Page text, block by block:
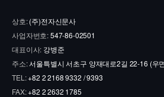
상호:(주)전자신문사
사업자번호:547-86-02501
대표이사: 강병준
주소:서울특별시 서초구 양재대로2길 22-16 (우
TEL:+82 2 2168 9332 / 9393
FAX:+82 2 2632 1785